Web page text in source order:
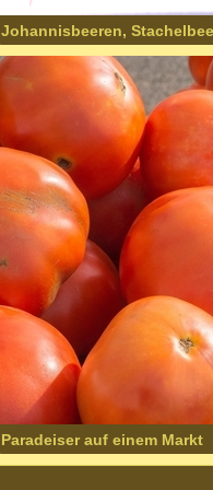
Johannisbeeren,
Paradeiser auf einem Markt